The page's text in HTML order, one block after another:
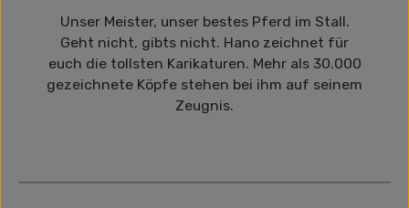
Unser Meister, unser bestes Pferd im Stall.
Geht nicht, gibts nicht. Hano zeichnet für
euch die tollsten Karikaturen. Mehr als 30.000
gezeichnete Köpfe stehen bei ihm auf seinem
Zeugnis.